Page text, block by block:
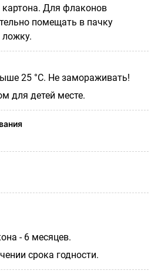
Для флаконов
поме­щать в пачку
25 °С. Не замораживать!
для детей месте.
- 6 месяцев.
срока годности.